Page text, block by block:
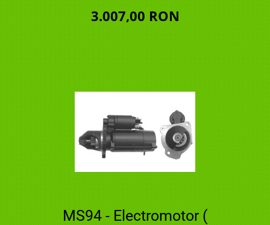
3.007,00 RON
MS94 - Electromotor (